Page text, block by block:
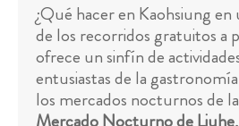
¿Qué hacer en Kaohsiung en
de los recorridos gratuitos a
ofrece un sinfín de
entusiastas de la
los mercados nocturnos de